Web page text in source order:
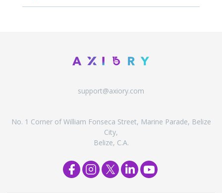
support@axiory.com
No. 1 Corner of William Fonseca Street, Marine Parade, Belize
City,
Belize, C.A.